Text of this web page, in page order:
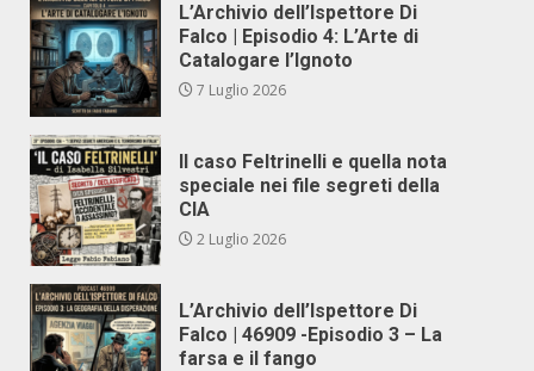
L’Archivio dell’Ispettore Di
Falco | Episodio 4: L’Arte di
Catalogare l’Ignoto
7 Luglio 2026
Il caso Feltrinelli e quella nota
speciale nei file segreti della
CIA
2 Luglio 2026
L’Archivio dell’Ispettore Di
Falco | 46909 -Episodio 3 – La
farsa e il fango